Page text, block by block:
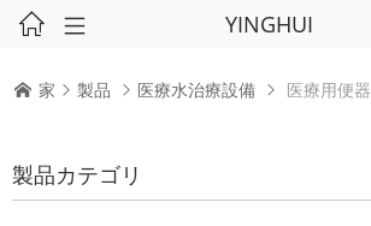
  YINGHUI
 家  製品  医療水治療設備  医療用便器
製品カテゴリ